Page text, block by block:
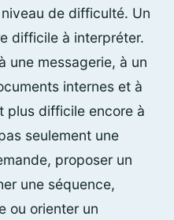
de difficulté. Un
difficile à interpréter.
une messagerie, à un
internes et à
plus difficile encore à
seulement une
proposer un
une séquence,
ou orienter un